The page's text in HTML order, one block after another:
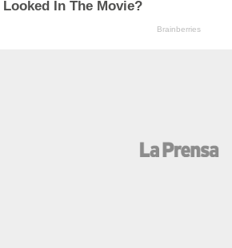
Looked In The Movie?
Brainberries